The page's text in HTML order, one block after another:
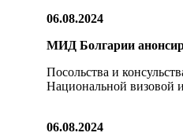
06.08.2024
МИД Болгарии
Посольства и
Национальной визовой
06.08.2024